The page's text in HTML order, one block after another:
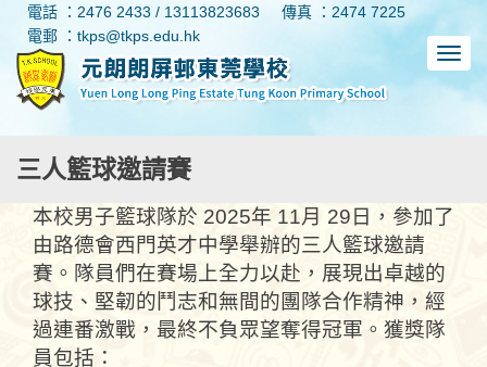
電話 ：2476 2433 / 13113823683
傳真 ：2474 7225
電郵 ：tkps@tkps.edu.hk
三人籃球邀請賽
本校男子籃球隊於 2025年 11月 29日，參加了
由路德會西門英才中學舉辦的三人籃球邀請
賽。隊員們在賽場上全力以赴，展現出卓越的
球技、堅韌的鬥志和無間的團隊合作精神，經
過連番激戰，最終不負眾望奪得冠軍。獲獎隊
員包括：